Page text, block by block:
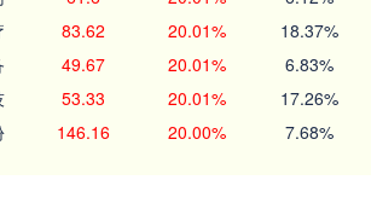
83.62 20.01% 18.37%
49.67 20.01% 6.83%
53.33 20.01% 17.26%
146.16 20.00% 7.68%